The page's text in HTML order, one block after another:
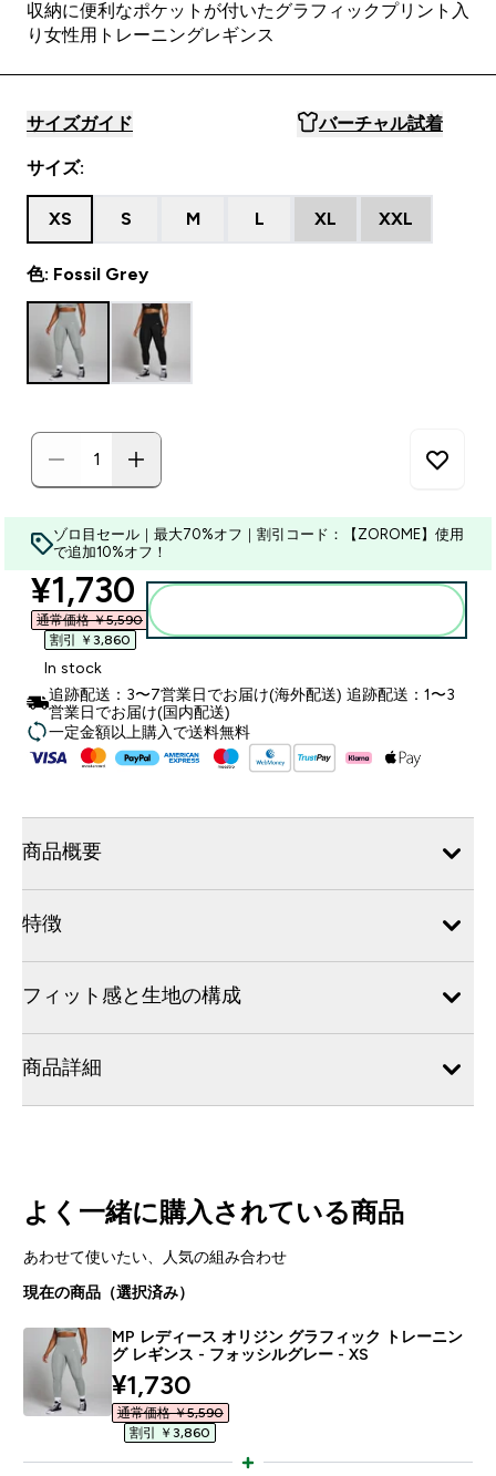
収納に便利なポケットが付いたグラフィックプリント入
り女性用トレーニングレギンス
サイズガイド バーチャル試着
サイズ:
XS S M L XL XXL
色: Fossil Grey
ゾロ目セール｜最大70%オフ｜割引コード：【ZOROME】使用
で追加10%オフ！
discounted price
¥1,730‎
通常価格 ￥5,590‎
割引 ￥3,860‎
In stock
追跡配送：3〜7営業日でお届け(海外配送) 追跡配送：1〜3
営業日でお届け(国内配送)
一定金額以上購入で送料無料
商品概要
特徴
フィット感と生地の構成
商品詳細
よく一緒に購入されている商品
あわせて使いたい、人気の組み合わせ
現在の商品（選択済み）
MP レディース オリジン グラフィック トレーニン
グ レギンス - フォッシルグレー - XS
discounted price
¥1,730‎
通常価格 ￥5,590‎
割引 ￥3,860‎